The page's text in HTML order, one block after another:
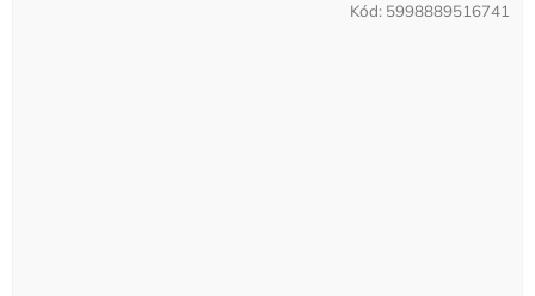
Kód: 5998889516741